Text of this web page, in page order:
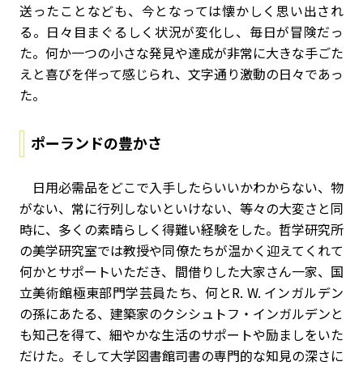
送ったことなども、今となっては懐かしく思い出され
る。日々目まぐるしく状況が変化し、毎日が冒険だっ
た。何か一つの小さな発見や達成が非常に大きな手ごた
えと喜びを伴って感じられ、文字通り激動の日々であっ
た。
ポーランドの豊かさ
日用必需品をどこで入手したらいいかわからない、物
がない、常に行列しないといけない、等々の大変さと同
時に、多くの素晴らしく得難い経験をした。哲学研究所
の美学研究室では教授や同僚たちが温かく迎えてくれて
何かとサポートいただき、間借りした大家さん一家、国
立美術館極東部門学芸員たち、何とR. W. インガルデン
の孫にあたる、建築家のクシシュトフ・インガルデンと
も知己を得て、細やかな生活のサポートや励ましをいた
だけた。そして大学図書館司書の専門的な知見の深さに